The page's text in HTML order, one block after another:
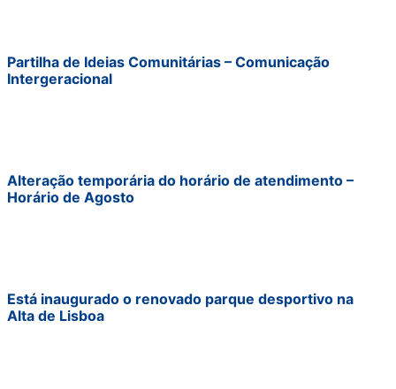
Partilha de Ideias Comunitárias – Comunicação
Intergeracional
Alteração temporária do horário de atendimento –
Horário de Agosto
Está inaugurado o renovado parque desportivo na
Alta de Lisboa